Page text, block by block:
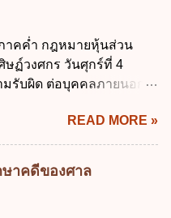
รณ์ ค. เจ้าของข้อมูลส่วน
อมในการเก็บรวบรวม
ลส่วนบุคคล ง. ข้อมูลส่วน
มวลผลโดยไม่ชอบด้วย
การ ข้อ 13 สิทธิลากิจส่วน
เนื่องจากการคลอดบุตรได้
ร ค. ลาได้ไม่เกิน 120 วัน
ารคลอดบุตรได้ไม่เกิน 150
รลาของข้าราชการ พ.ศ.
ราชการที่รับราชการติดต่อ
า 10 ปี มีสิทธินำวันลาพัก
ลาพักผ่อนในปีปัจจุบันได้
าคค่ำ กฎหมายหุ้นส่วน
ษฏ์วงศกร วันศุกร์ที่ 4
มรับผิด ต่อบุคคลภายนอก
ป็น ธรรมดาการค้าขาย
ดยพิจารณาตามสภาพแห่ง
เพณีทางการค้า -หุ้นส่วน
มีมูลเหตุจูงใจเพราะทุจริต
งเป็นไปตามหลักกฎหมาย
READ MORE »
าคดีของศาล